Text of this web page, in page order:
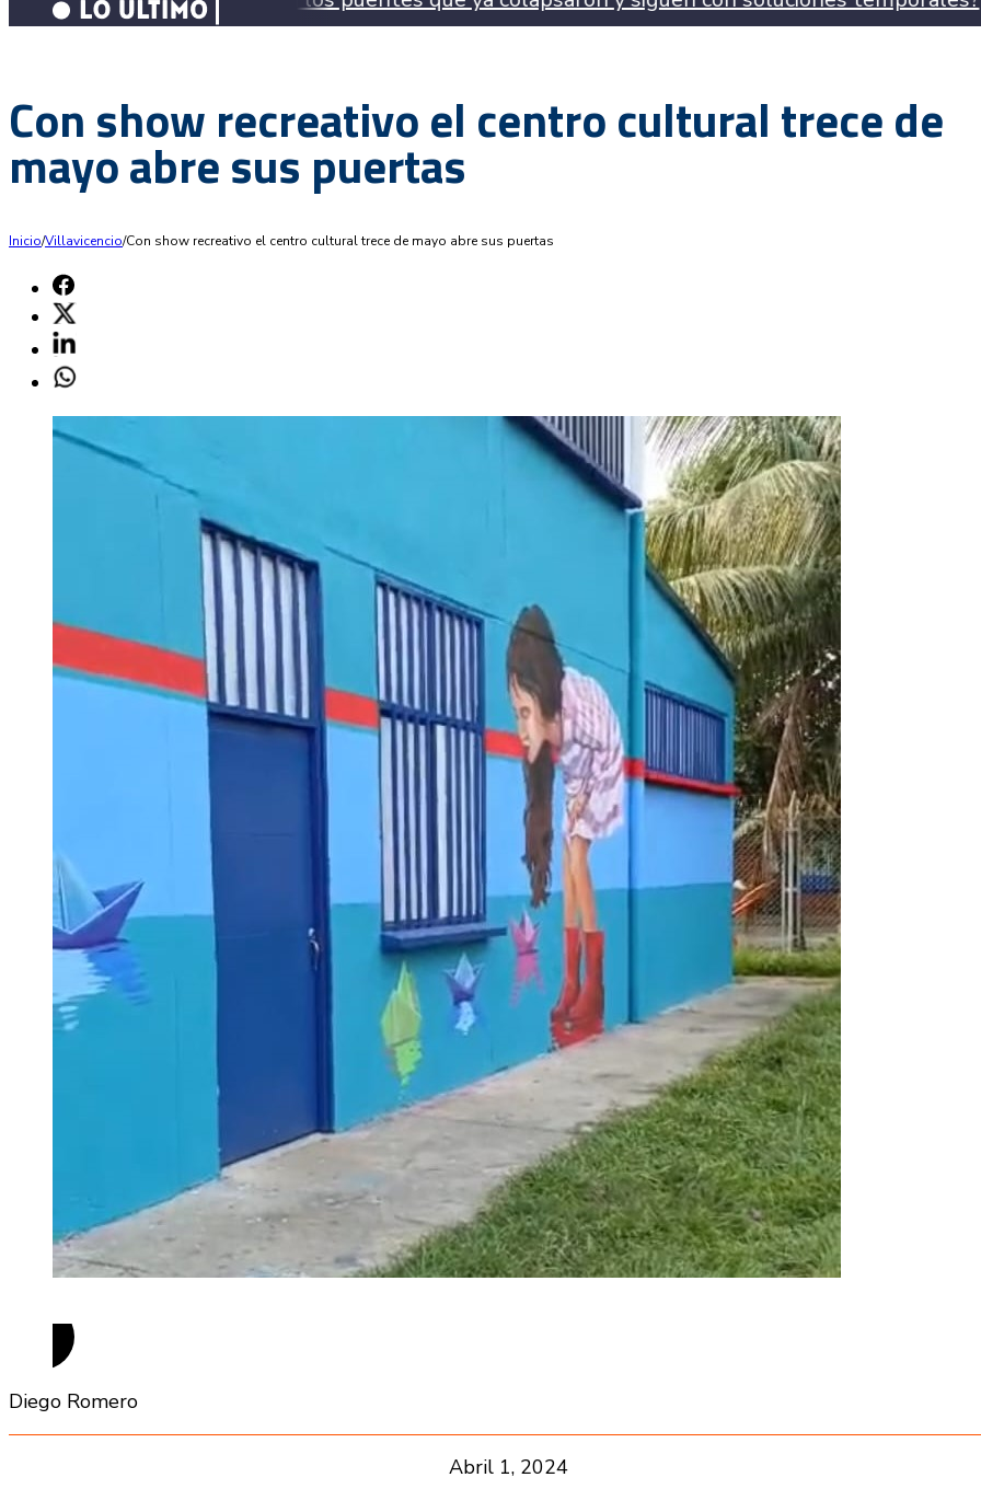
Con show recreativo el centro cultural trece de
mayo abre sus puertas
Inicio/Villavicencio/Con show recreativo el centro cultural trece de mayo abre sus puertas
Diego Romero
Abril 1, 2024